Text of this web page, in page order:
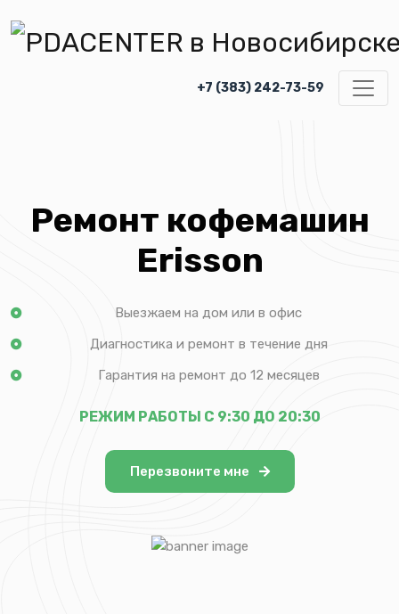
+7 (383) 242-73-59
Ремонт кофемашин
Erisson
Выезжаем на дом или в офис
Диагностика и ремонт в течение дня
Гарантия на ремонт до 12 месяцев
РЕЖИМ РАБОТЫ С 9:30 ДО 20:30
Перезвоните мне